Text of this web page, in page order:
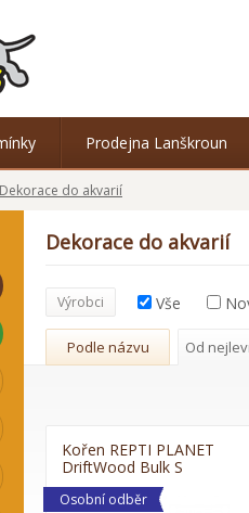
Prodejna Lanškroun
Dekorace do akvarií
Dekorace do akvarií
Výrobci Vše
Podle názvu Od
Kořen REPTI PLANET
DriftWood Bulk S
Osobní odběr